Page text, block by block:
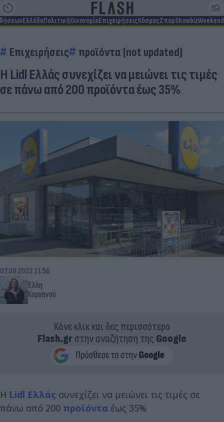
ΕλλάδαΠολιτικήΟικονομίαΕπιχειρήσειςΚόσμοςΣπορShowbizWeekend
Επιχειρήσεις προϊόντα (not updated)
Η Lidl Ελλάς συνεχίζει να μειώνει τις τιμές
σε πάνω από 200 προϊόντα έως 35%
Έλλη
Κομνηνού
07.09.2023 11:56
Κάνε κλικ και δες περισσότερο
Flash.grστην αναζήτηση της Google
Η Lidl Ελλάς συνεχίζει να μειώνει τις τιμές σε
πάνω από 200 προϊόντα έως 35%